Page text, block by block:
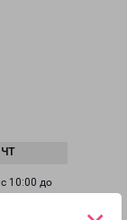
с 10:00 до